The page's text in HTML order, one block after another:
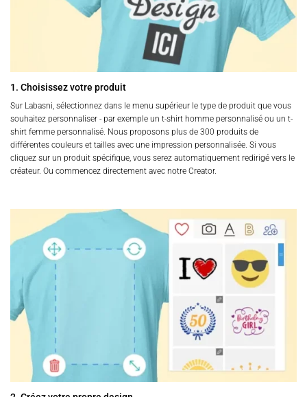
1. Choisissez votre produit
Sur Labasni, sélectionnez dans le menu supérieur le type de produit que vous
souhaitez personnaliser - par exemple un t-shirt homme personnalisé ou un t-
shirt femme personnalisé. Nous proposons plus de 300 produits de
différentes couleurs et tailles avec une impression personnalisée. Si vous
cliquez sur un produit spécifique, vous serez automatiquement redirigé vers le
créateur. Ou commencez directement avec notre Creator.